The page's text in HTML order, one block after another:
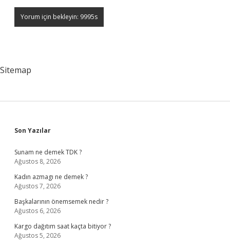
Sitemap
Sidebar
Son Yazılar
Sunam ne demek TDK ?
Ağustos 8, 2026
Kadın azmagı ne demek ?
Ağustos 7, 2026
Başkalarının önemsemek nedir ?
Ağustos 6, 2026
Kargo dağıtım saat kaçta bitiyor ?
Ağustos 5, 2026